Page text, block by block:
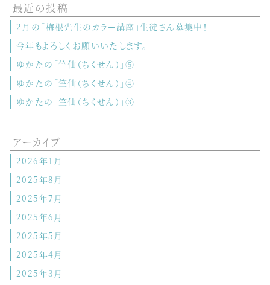
最近の投稿
2月の「梅根先生のカラー講座」生徒さん募集中！
今年もよろしくお願いいたします。
ゆかたの「竺仙（ちくせん）」⑤
ゆかたの「竺仙（ちくせん）」④
ゆかたの「竺仙（ちくせん）」③
アーカイブ
2026年1月
2025年8月
2025年7月
2025年6月
2025年5月
2025年4月
2025年3月